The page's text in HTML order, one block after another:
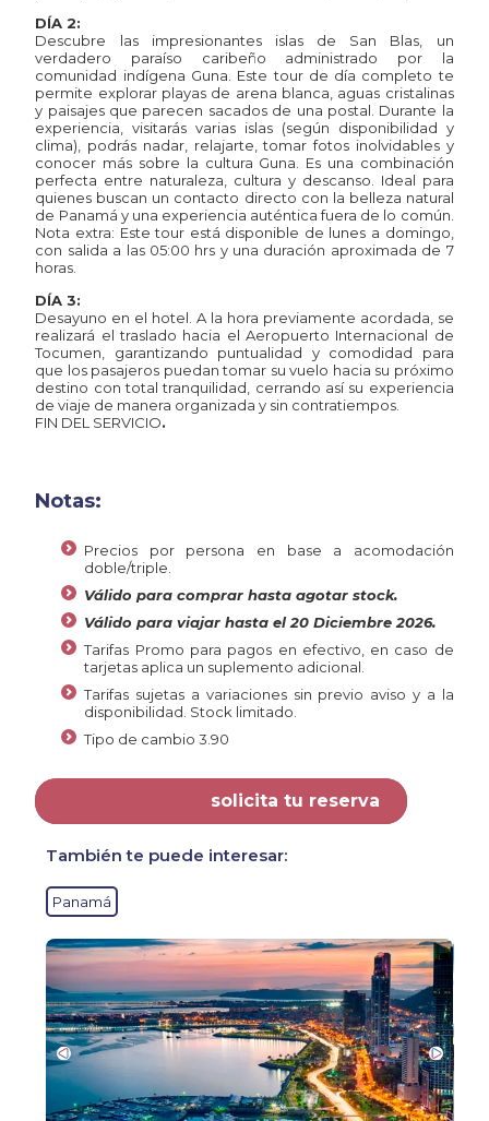
DÍA 2:
Descubre las impresionantes islas de San Blas, un
verdadero paraíso caribeño administrado por la
comunidad indígena Guna. Este tour de día completo te
permite explorar playas de arena blanca, aguas cristalinas
y paisajes que parecen sacados de una postal. Durante la
experiencia, visitarás varias islas (según disponibilidad y
clima), podrás nadar, relajarte, tomar fotos inolvidables y
conocer más sobre la cultura Guna. Es una combinación
perfecta entre naturaleza, cultura y descanso. Ideal para
quienes buscan un contacto directo con la belleza natural
de Panamá y una experiencia auténtica fuera de lo común.
Nota extra: Este tour está disponible de lunes a domingo,
con salida a las 05:00 hrs y una duración aproximada de 7
horas.
DÍA 3:
Desayuno en el hotel. A la hora previamente acordada, se
realizará el traslado hacia el Aeropuerto Internacional de
Tocumen, garantizando puntualidad y comodidad para
que los pasajeros puedan tomar su vuelo hacia su próximo
destino con total tranquilidad, cerrando así su experiencia
de viaje de manera organizada y sin contratiempos.
FIN DEL SERVICIO.
Notas:
Precios por persona en base a acomodación
doble/triple.
Válido para comprar hasta agotar stock.
Válido para viajar hasta el 20 Diciembre 2026.
Tarifas Promo para pagos en efectivo, en caso de
tarjetas aplica un suplemento adicional.
Tarifas sujetas a variaciones sin previo aviso y a la
disponibilidad. Stock limitado.
Tipo de cambio 3.90
solicita tu reserva
También te puede interesar:
Panamá